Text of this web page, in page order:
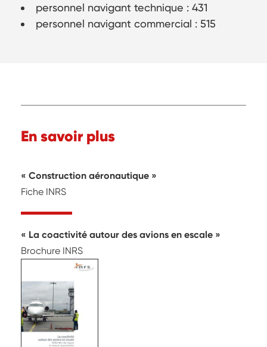
personnel navigant technique : 431
personnel navigant commercial : 515
En savoir plus
« Construction aéronautique »
Fiche INRS
« La coactivité autour des avions en escale »
Brochure INRS